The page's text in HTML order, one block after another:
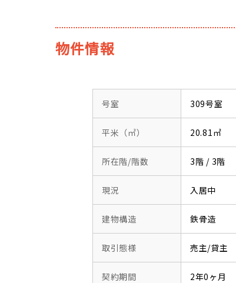
物件情報
号室 309号室
平米（㎡） 20.81㎡
所在階/階数 3階 / 3階
現況 入居中
建物構造 鉄骨造
取引態様 売主/貸主
契約期間 2年0ヶ月